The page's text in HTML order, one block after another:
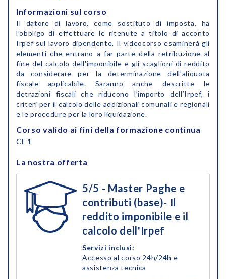
Informazioni sul corso
Il datore di lavoro, come sostituto di imposta, ha
l’obbligo di effettuare le ritenute a titolo di acconto
Irpef sul lavoro dipendente. Il videocorso esaminerà gli
elementi che entrano a far parte della retribuzione al
fine del calcolo dell'imponibile e gli scaglioni di reddito
da considerare per la determinazione dell’aliquota
fiscale applicabile. Saranno anche descritte le
detrazioni fiscali che riducono l’importo dell’Irpef, i
criteri per il calcolo delle addizionali comunali e regionali
e le procedure per la loro liquidazione.
Corso valido ai fini della formazione continua
CF 1
La nostra offerta
5/5 - Master Paghe e
contributi (base)- Il
reddito imponibile e il
calcolo dell'Irpef
Servizi inclusi:
Accesso al corso 24h/24h e
assistenza tecnica